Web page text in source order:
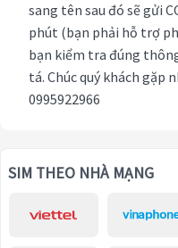
sang tên sau đó sẽ gửi
phút (bạn phải hỗ trợ
bạn kiểm tra đúng
tá. Chúc quý khách gặp
0995922966
SIM THEO NHÀ MẠNG